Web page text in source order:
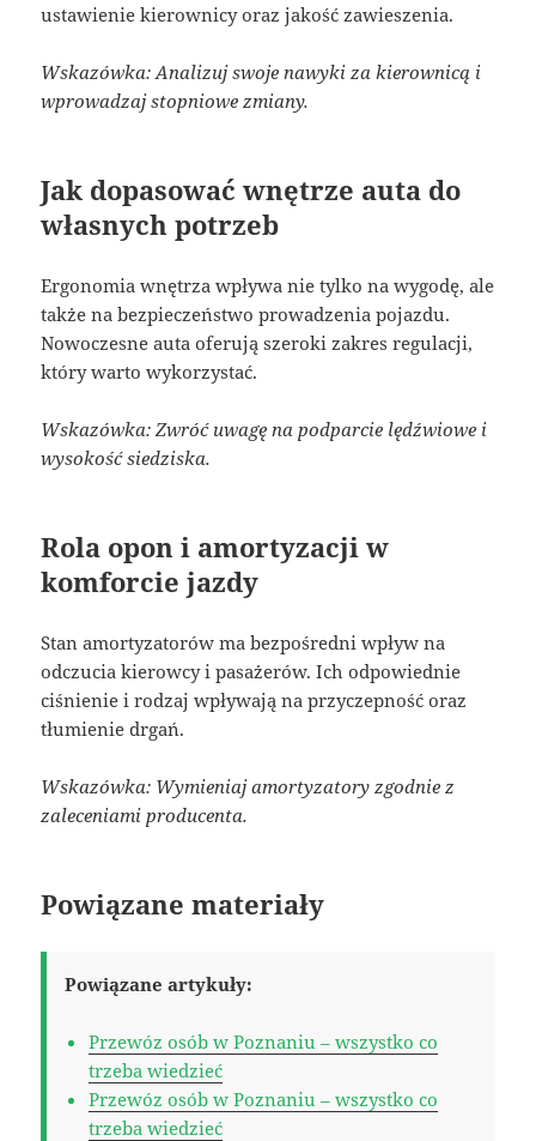
ustawienie kierownicy oraz jakość zawieszenia.
Wskazówka: Analizuj swoje nawyki za kierownicą i
wprowadzaj stopniowe zmiany.
Jak dopasować wnętrze auta do
własnych potrzeb
Ergonomia wnętrza wpływa nie tylko na wygodę, ale
także na bezpieczeństwo prowadzenia pojazdu.
Nowoczesne auta oferują szeroki zakres regulacji,
który warto wykorzystać.
Wskazówka: Zwróć uwagę na podparcie lędźwiowe i
wysokość siedziska.
Rola opon i amortyzacji w
komforcie jazdy
Stan amortyzatorów ma bezpośredni wpływ na
odczucia kierowcy i pasażerów. Ich odpowiednie
ciśnienie i rodzaj wpływają na przyczepność oraz
tłumienie drgań.
Wskazówka: Wymieniaj amortyzatory zgodnie z
zaleceniami producenta.
Powiązane materiały
Powiązane artykuły:
Przewóz osób w Poznaniu – wszystko co
trzeba wiedzieć
Przewóz osób w Poznaniu – wszystko co
trzeba wiedzieć